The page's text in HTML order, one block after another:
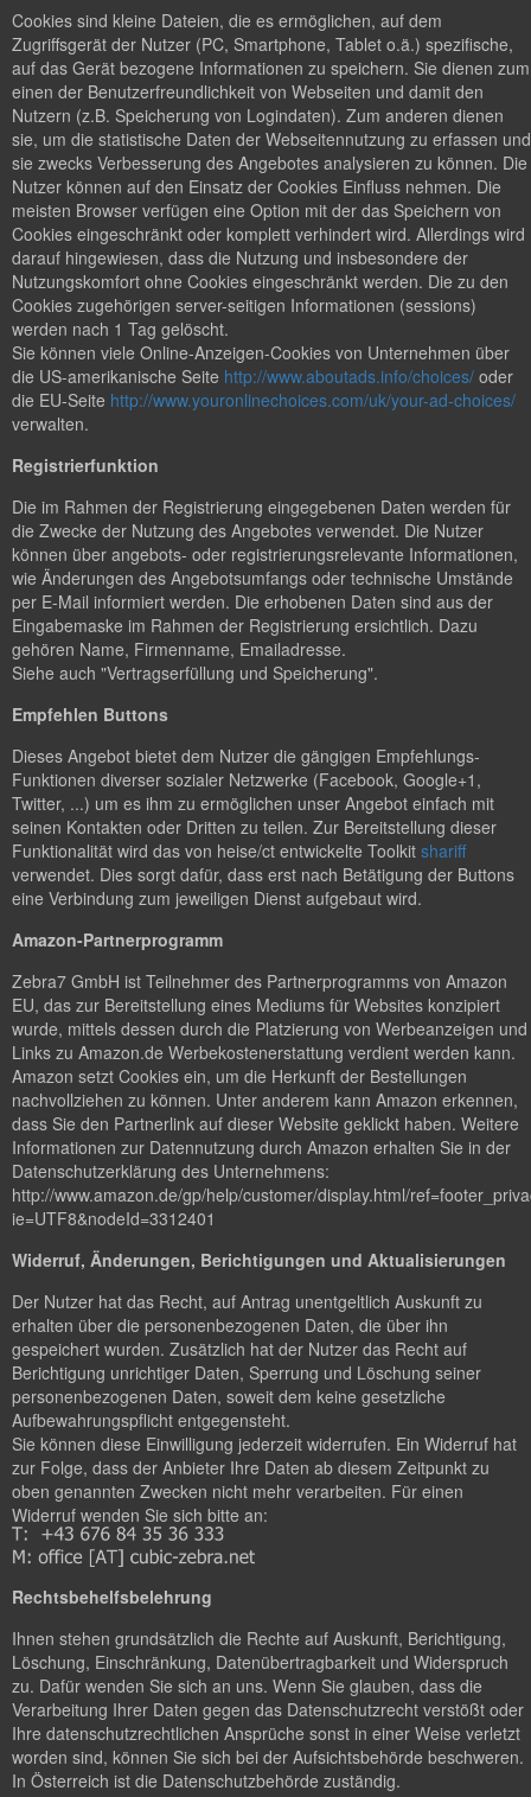
Cookies sind kleine Dateien, die es ermöglichen, auf dem
Zugriffsgerät der Nutzer (PC, Smartphone, Tablet o.ä.) spezifische,
auf das Gerät bezogene Informationen zu speichern. Sie dienen zum
einen der Benutzerfreundlichkeit von Webseiten und damit den
Nutzern (z.B. Speicherung von Logindaten). Zum anderen dienen
sie, um die statistische Daten der Webseitennutzung zu erfassen und
sie zwecks Verbesserung des Angebotes analysieren zu können. Die
Nutzer können auf den Einsatz der Cookies Einfluss nehmen. Die
meisten Browser verfügen eine Option mit der das Speichern von
Cookies eingeschränkt oder komplett verhindert wird. Allerdings wird
darauf hingewiesen, dass die Nutzung und insbesondere der
Nutzungskomfort ohne Cookies eingeschränkt werden. Die zu den
Cookies zugehörigen server-seitigen Informationen (sessions)
werden nach 1 Tag gelöscht.
Sie können viele Online-Anzeigen-Cookies von Unternehmen über
die US-amerikanische Seite http://www.aboutads.info/choices/ oder
die EU-Seite http://www.youronlinechoices.com/uk/your-ad-choices/
verwalten.
Registrierfunktion
Die im Rahmen der Registrierung eingegebenen Daten werden für
die Zwecke der Nutzung des Angebotes verwendet. Die Nutzer
können über angebots- oder registrierungsrelevante Informationen,
wie Änderungen des Angebotsumfangs oder technische Umstände
per E-Mail informiert werden. Die erhobenen Daten sind aus der
Eingabemaske im Rahmen der Registrierung ersichtlich. Dazu
gehören Name, Firmenname, Emailadresse.
Siehe auch "Vertragserfüllung und Speicherung".
Empfehlen Buttons
Dieses Angebot bietet dem Nutzer die gängigen Empfehlungs-
Funktionen diverser sozialer Netzwerke (Facebook, Google+1,
Twitter, ...) um es ihm zu ermöglichen unser Angebot einfach mit
seinen Kontakten oder Dritten zu teilen. Zur Bereitstellung dieser
Funktionalität wird das von heise/ct entwickelte Toolkit shariff
verwendet. Dies sorgt dafür, dass erst nach Betätigung der Buttons
eine Verbindung zum jeweiligen Dienst aufgebaut wird.
Amazon-Partnerprogramm
Zebra7 GmbH ist Teilnehmer des Partnerprogramms von Amazon
EU, das zur Bereitstellung eines Mediums für Websites konzipiert
wurde, mittels dessen durch die Platzierung von Werbeanzeigen und
Links zu Amazon.de Werbekostenerstattung verdient werden kann.
Amazon setzt Cookies ein, um die Herkunft der Bestellungen
nachvollziehen zu können. Unter anderem kann Amazon erkennen,
dass Sie den Partnerlink auf dieser Website geklickt haben. Weitere
Informationen zur Datennutzung durch Amazon erhalten Sie in der
Datenschutzerklärung des Unternehmens:
http://www.amazon.de/gp/help/customer/display.html/
ie=UTF8&nodeId=3312401
Widerruf, Änderungen, Berichtigungen und Aktualisierungen
Der Nutzer hat das Recht, auf Antrag unentgeltlich Auskunft zu
erhalten über die personenbezogenen Daten, die über ihn
gespeichert wurden. Zusätzlich hat der Nutzer das Recht auf
Berichtigung unrichtiger Daten, Sperrung und Löschung seiner
personenbezogenen Daten, soweit dem keine gesetzliche
Aufbewahrungspflicht entgegensteht.
Sie können diese Einwilligung jederzeit widerrufen. Ein Widerruf hat
zur Folge, dass der Anbieter Ihre Daten ab diesem Zeitpunkt zu
oben genannten Zwecken nicht mehr verarbeiten. Für einen
Widerruf wenden Sie sich bitte an:
Rechtsbehelfsbelehrung
Ihnen stehen grundsätzlich die Rechte auf Auskunft, Berichtigung,
Löschung, Einschränkung, Datenübertragbarkeit und Widerspruch
zu. Dafür wenden Sie sich an uns. Wenn Sie glauben, dass die
Verarbeitung Ihrer Daten gegen das Datenschutzrecht verstößt oder
Ihre datenschutzrechtlichen Ansprüche sonst in einer Weise verletzt
worden sind, können Sie sich bei der Aufsichtsbehörde beschweren.
In Österreich ist die Datenschutzbehörde zuständig.